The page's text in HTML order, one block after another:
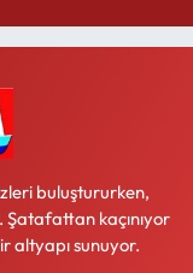
buluştururken,
kaçınıyor
altyapı sunuyor.